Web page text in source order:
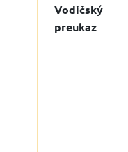
Vodičský
preukaz